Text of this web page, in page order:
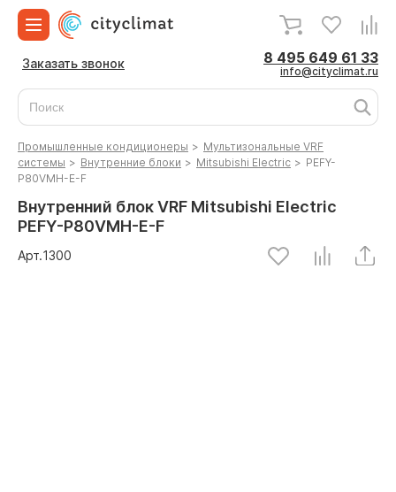
Заказать звонок 8 495 649 61 33
info@cityclimat.ru
Промышленные кондиционеры > Мультизональные VRF
системы > Внутренние блоки > Mitsubishi Electric > PEFY-
P80VMH-E-F
Внутренний блок VRF Mitsubishi Electric
PEFY-P80VMH-E-F
Арт.1300